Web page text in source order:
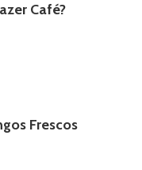
Café?
Frescos